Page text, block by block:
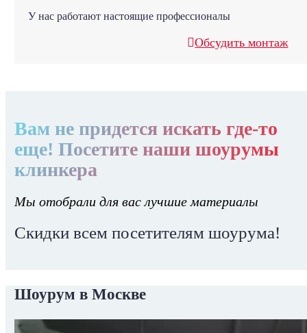
У нас работают настоящие профессионалы
Обсудить монтаж
Вам не придется искать где-то
еще! Посетите наши шоурумы
клинкера
Мы отобрали для вас лучшие материалы
Скидки всем посетителям шоурума!
Шоурум в Москве